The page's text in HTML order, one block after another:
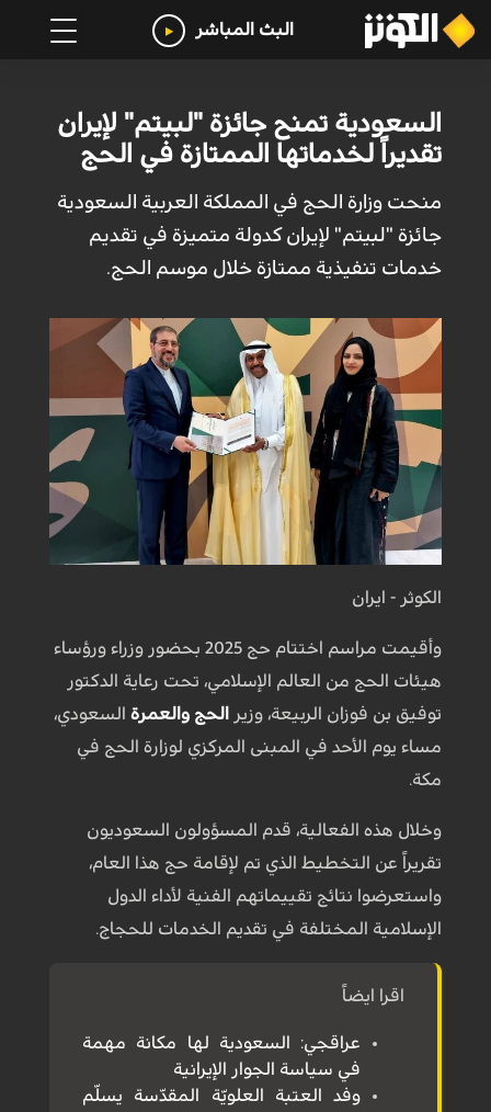
البث المباشر
السعودية تمنح جائزة "لبيتم" لإيران
تقديراً لخدماتها الممتازة في الحج
منحت وزارة الحج في المملكة العربية السعودية
جائزة "لبيتم" لإيران كدولة متميزة في تقديم
خدمات تنفيذية ممتازة خلال موسم الحج.
الكوثر - ايران
وأقيمت مراسم اختتام حج 2025 بحضور وزراء ورؤساء
هيئات الحج من العالم الإسلامي، تحت رعاية الدكتور
توفيق بن فوزان الربیعة، وزير
الحج والعمرةالسعودي،
مساء يوم الأحد في المبنى المركزي لوزارة الحج في
مكة.
وخلال هذه الفعالية، قدم المسؤولون السعوديون
تقريراً عن التخطيط الذي تم لإقامة حج هذا العام،
واستعرضوا نتائج تقييماتهم الفنية لأداء الدول
الإسلامية المختلفة في تقديم الخدمات للحجاج.
اقرا ايضاً
عراقجي: السعودية لها مكانة مهمة
في سياسة الجوار الإيرانية
وفد العتبة العلويّة المقدّسة يسلّم